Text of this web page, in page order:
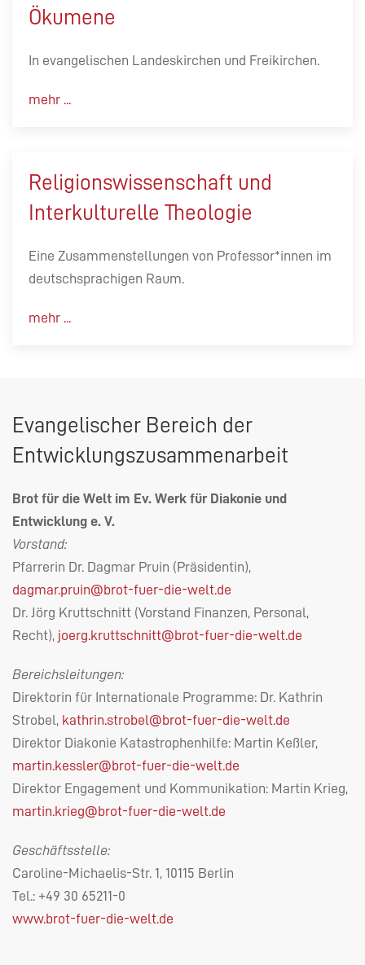
Ökumene
In evangelischen Landeskirchen und Freikirchen.
mehr ...
Religionswissenschaft und
Interkulturelle Theologie
Eine Zusammenstellungen von Professor*innen im
deutschsprachigen Raum.
mehr ...
Evangelischer Bereich der
Entwicklungszusammenarbeit
Brot für die Welt im Ev. Werk für Diakonie und
Entwicklung e. V.
Vorstand:
Pfarrerin Dr. Dagmar Pruin (Präsidentin),
dagmar.pruin@brot-fuer-die-welt.de
Dr. Jörg Kruttschnitt (Vorstand Finanzen, Personal,
Recht), joerg.kruttschnitt@brot-fuer-die-welt.de
Bereichsleitungen:
Direktorin für Internationale Programme: Dr. Kathrin
Strobel, kathrin.strobel@brot-fuer-die-welt.de
Direktor Diakonie Katastrophenhilfe: Martin Keßler,
martin.kessler@brot-fuer-die-welt.de
Direktor Engagement und Kommunikation: Martin Krieg,
martin.krieg@brot-fuer-die-welt.de
Geschäftsstelle:
Caroline-Michaelis-Str. 1, 10115 Berlin
Tel.: +49 30 65211-0
www.brot-fuer-die-welt.de